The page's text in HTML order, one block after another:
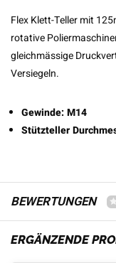
Flex Klett-Teller mit
rotative
gleichmässige
Versiegeln.
Gewinde: M14
Stützteller
BEWERTUNGEN
ERGÄNZENDE